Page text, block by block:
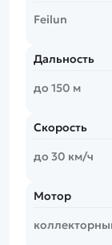
Feilun
Дальность
до 150 м
Скорость
до 30 км/ч
Мотор